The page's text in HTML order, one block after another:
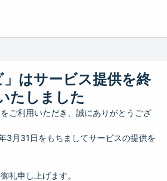
」はサービス提供を終
たしました
ご利用いただき、誠にありがとうござ
3月31日をもちましてサービスの提供を
礼申し上げます。